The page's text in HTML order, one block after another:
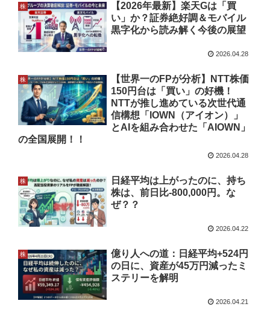
株
【2026年最新】楽天Gは「買
い」か？証券絶好調＆モバイル
黒字化から読み解く今後の展望
2026.04.28
株
【世界一のFPが分析】NTT株価
150円台は「買い」の好機！
NTTが推し進めている次世代通
信構想「IOWN（アイオン）」
とAIを組み合わせた「AIOWN」
の全国展開！！
2026.04.28
株
日経平均は上がったのに、持ち
株は、前日比-800,000円。な
ぜ？？
2026.04.22
株
億り人への道：日経平均+524円
の日に、資産が45万円減ったミ
ステリーを解明
2026.04.21